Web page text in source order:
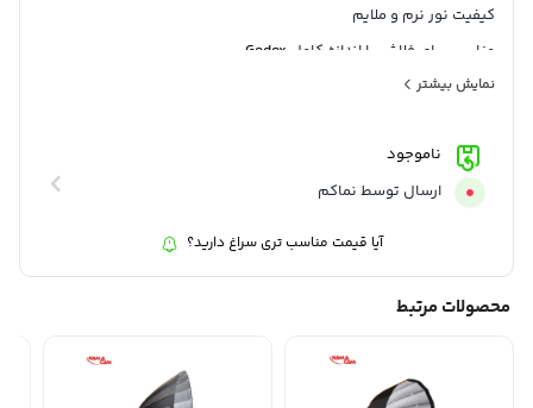
کیفیت نور نرم و ملایم
مناسب برای فلاش با اندازه کامل Godox
با ابعاد (70×100 سانتی متر)
نمایش بیشتر
ناموجود
ارسال توسط نماکم
آیا قیمت مناسب تری سراغ دارید؟
محصولات مرتبط